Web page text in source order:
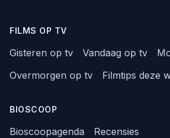
FILMS OP TV
Gisteren op tv Vandaag op tv
Overmorgen op tv
Filmtips deze
BIOSCOOP
Bioscoopagenda
Recensies